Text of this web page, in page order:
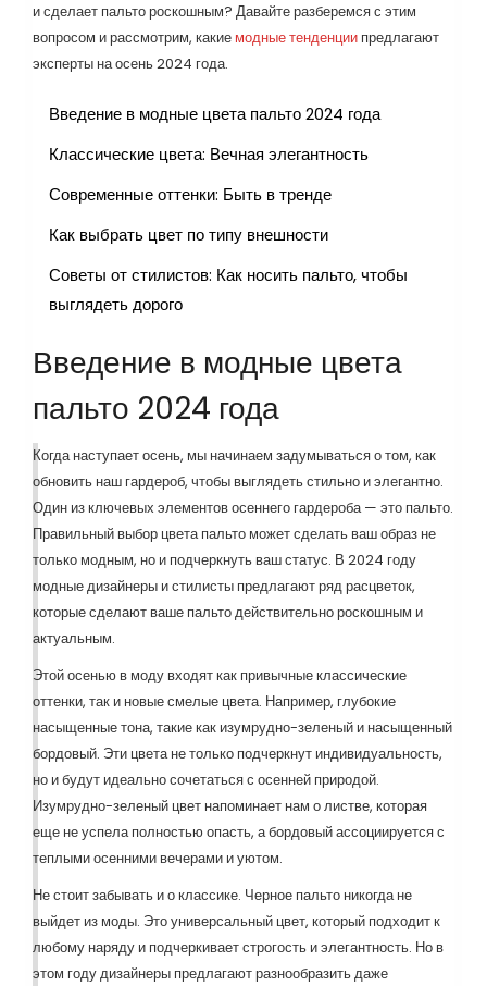
и сделает пальто роскошным? Давайте разберемся с этим
вопросом и рассмотрим, какие модные тенденции предлагают
эксперты на осень 2024 года.
Введение в модные цвета пальто 2024 года
Классические цвета: Вечная элегантность
Современные оттенки: Быть в тренде
Как выбрать цвет по типу внешности
Советы от стилистов: Как носить пальто, чтобы
выглядеть дорого
Введение в модные цвета
пальто 2024 года
Когда наступает осень, мы начинаем задумываться о том, как
обновить наш гардероб, чтобы выглядеть стильно и элегантно.
Один из ключевых элементов осеннего гардероба — это пальто.
Правильный выбор цвета пальто может сделать ваш образ не
только модным, но и подчеркнуть ваш статус. В 2024 году
модные дизайнеры и стилисты предлагают ряд расцветок,
которые сделают ваше пальто действительно роскошным и
актуальным.
Этой осенью в моду входят как привычные классические
оттенки, так и новые смелые цвета. Например, глубокие
насыщенные тона, такие как изумрудно-зеленый и насыщенный
бордовый. Эти цвета не только подчеркнут индивидуальность,
но и будут идеально сочетаться с осенней природой.
Изумрудно-зеленый цвет напоминает нам о листве, которая
еще не успела полностью опасть, а бордовый ассоциируется с
теплыми осенними вечерами и уютом.
Не стоит забывать и о классике. Черное пальто никогда не
выйдет из моды. Это универсальный цвет, который подходит к
любому наряду и подчеркивает строгость и элегантность. Но в
этом году дизайнеры предлагают разнообразить даже